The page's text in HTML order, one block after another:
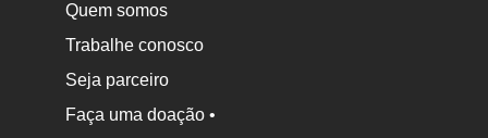
Quem somos
Trabalhe conosco
Seja parceiro
Faça uma doação •